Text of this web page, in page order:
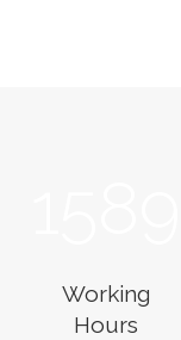
Working
Hours